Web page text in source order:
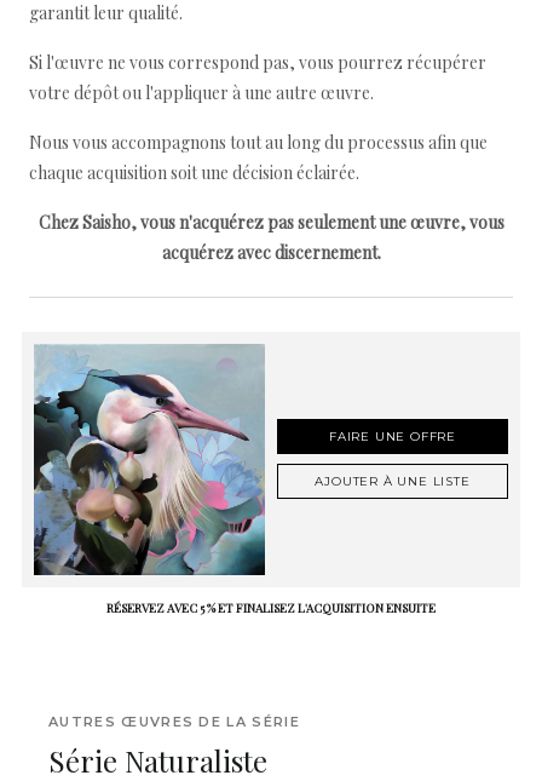
garantit leur qualité.
Si l'œuvre ne vous correspond pas, vous pourrez récupérer
votre dépôt ou l'appliquer à une autre œuvre.
Nous vous accompagnons tout au long du processus afin que
chaque acquisition soit une décision éclairée.
Chez Saisho, vous n'acquérez pas seulement une œuvre, vous
acquérez avec discernement.
FAIRE UNE OFFRE
AJOUTER À UNE LISTE
RÉSERVEZ AVEC 5 % ET FINALISEZ L'ACQUISITION ENSUITE
AUTRES ŒUVRES DE LA SÉRIE
Série Naturaliste